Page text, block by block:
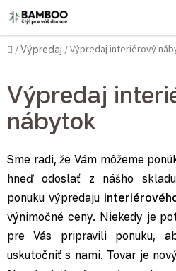
Prejsť na obsah
Domov
/Výpredaj /Výpredaj interiérový
Výpredaj
nábytok
Sme radi, že Vám môžeme
hneď odoslať z nášho
ponuku výpredaju
výnimočné ceny. Niekedy je
pre Vás pripravili ponuku,
uskutočniť s nami. Tovar je